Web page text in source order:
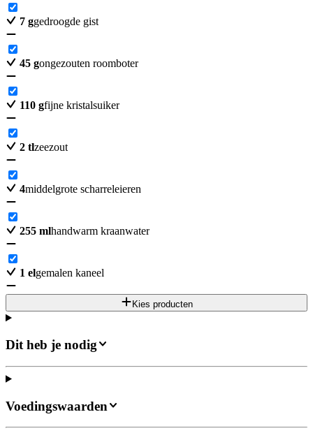
7 ggedroogde gist
45 gongezouten roomboter
110 gfijne kristalsuiker
2 tlzeezout
4middelgrote scharreleieren
255 mlhandwarm kraanwater
1 elgemalen kaneel
Kies producten
Dit heb je nodig
Voedingswaarden